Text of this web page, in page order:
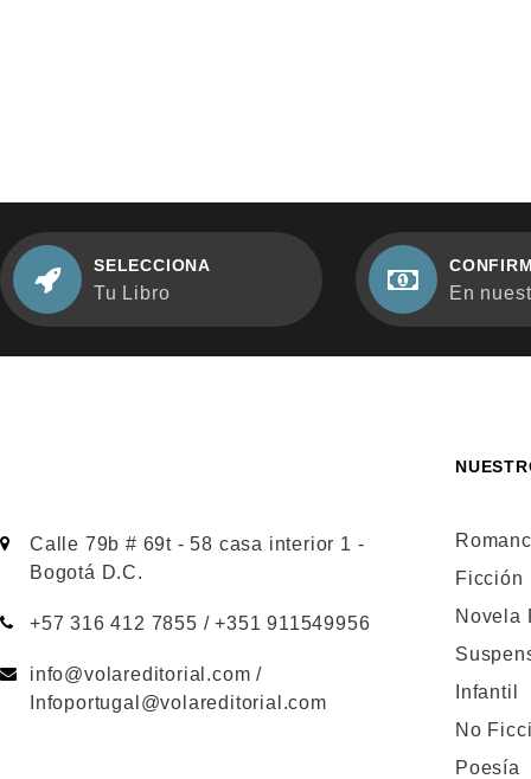
SELECCIONA
Tu Libro En
Calle 79b # 69t - 58 casa interior 1 -
Bogotá D.C.
+57 316 412 7855 / +351 911549956
info@volareditorial.com /
Infoportugal@volareditorial.com
Ficción
Novela
Infantil
No
Poesía